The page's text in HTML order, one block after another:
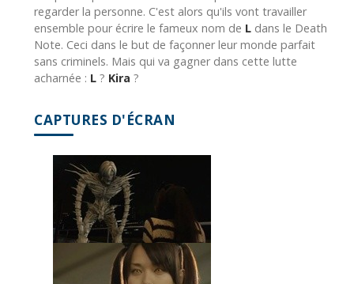
regarder la personne. C'est alors qu'ils vont travailler
ensemble pour écrire le fameux nom de L dans le Death
Note. Ceci dans le but de façonner leur monde parfait
sans criminels. Mais qui va gagner dans cette lutte
acharnée : L ? Kira ?
CAPTURES D'ÉCRAN